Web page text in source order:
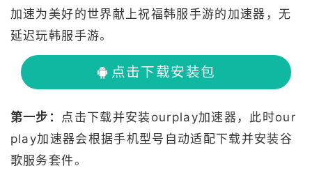
加速为美好的世界献上祝福韩服手游的加速器，无
延迟玩韩服手游。
点击下载安装包
第一步： 点击下载并安装ourplay加速器，此时our
play加速器会根据手机型号自动适配下载并安装谷
歌服务套件。